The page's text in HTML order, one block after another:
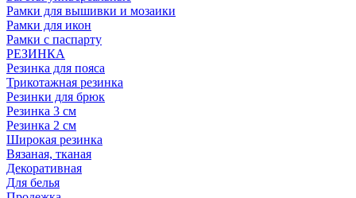
Рамки для вышивки и мозаики
Рамки для икон
Рамки с паспарту
РЕЗИНКА
Резинка для пояса
Трикотажная резинка
Резинки для брюк
Резинка 3 см
Резинка 2 см
Широкая резинка
Вязаная, тканая
Декоративная
Для белья